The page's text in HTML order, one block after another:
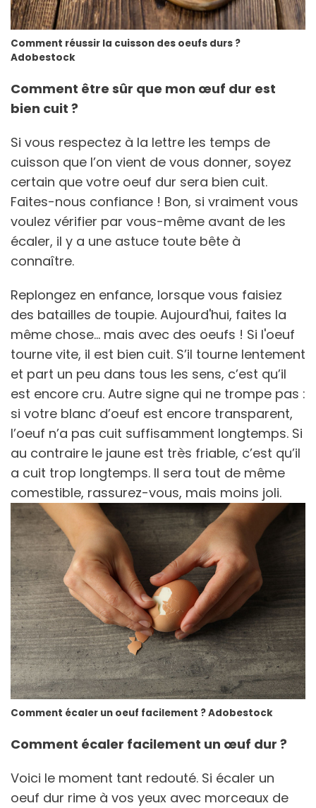
Comment réussir la cuisson des oeufs durs ?
Adobestock
Comment être sûr que mon œuf dur est
bien cuit ?
Si vous respectez à la lettre les temps de
cuisson que l’on vient de vous donner, soyez
certain que votre oeuf dur sera bien cuit.
Faites-nous confiance ! Bon, si vraiment vous
voulez vérifier par vous-même avant de les
écaler, il y a une astuce toute bête à
connaître.
Replongez en enfance, lorsque vous faisiez
des batailles de toupie. Aujourd'hui, faites la
même chose... mais avec des oeufs ! Si l'oeuf
tourne vite, il est bien cuit. S’il tourne lentement
et part un peu dans tous les sens, c’est qu’il
est encore cru. Autre signe qui ne trompe pas :
si votre blanc d’oeuf est encore transparent,
l’oeuf n’a pas cuit suffisamment longtemps. Si
au contraire le jaune est très friable, c’est qu’il
a cuit trop longtemps. Il sera tout de même
comestible, rassurez-vous, mais moins joli.
Comment écaler un oeuf facilement ? Adobestock
Comment écaler facilement un œuf dur ?
Voici le moment tant redouté. Si écaler un
oeuf dur rime à vos yeux avec morceaux de